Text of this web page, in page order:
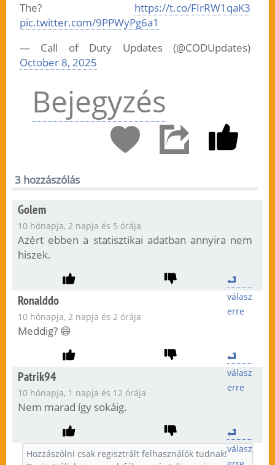
The? https://t.co/FIrRW1qaK3
pic.twitter.com/9PPWyPg6a1
— Call of Duty Updates (@CODUpdates)
October 8, 2025
Bejegyzés
3 hozzászólás
Golem
10 hónapja, 2 napja és 5 órája
Azért ebben a statisztikai adatban annyira nem
hiszek.
válasz
erre
Ronalddo
10 hónapja, 2 napja és 2 órája
Meddig? 😄
válasz
erre
Patrik94
10 hónapja, 1 napja és 12 órája
Nem marad így sokáig.
válasz